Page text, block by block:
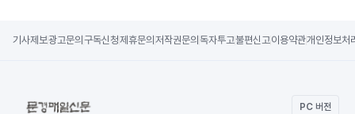
기사제보광고문의 구독신청제휴문의 저작권문의 독자투고불편신고이용약관개인정보처
PC 버전